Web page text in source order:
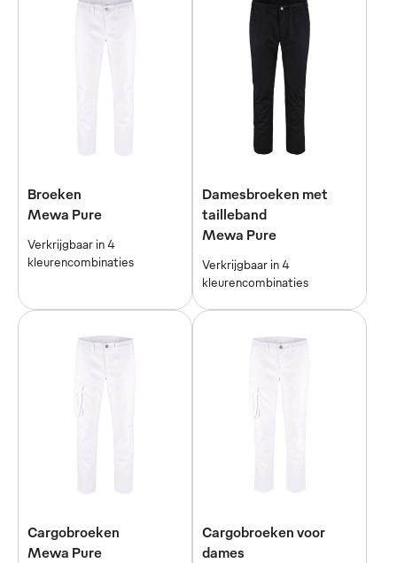
Broeken
Mewa Pure
Verkrijgbaar in 4
kleurencombinaties
Damesbroeken met
tailleband
Mewa Pure
Verkrijgbaar in 4
kleurencombinaties
Cargobroeken
Mewa Pure
Cargobroeken voor
dames